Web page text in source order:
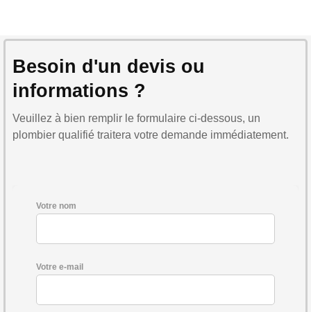
Besoin d'un devis ou
informations ?
Veuillez à bien remplir le formulaire ci-dessous, un
plombier qualifié traitera votre demande immédiatement.
Votre nom
Votre e-mail